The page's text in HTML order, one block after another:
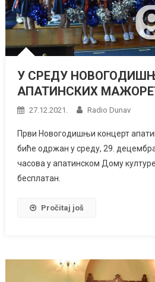
У СРЕДУ
АПАТИНСКИХ
27.12.2021. Radio Dunav
Први Новогодишњи концерт
биће одржан у среду, 29.
часова у апатинском Дому
бесплатан.
Pročitaj još